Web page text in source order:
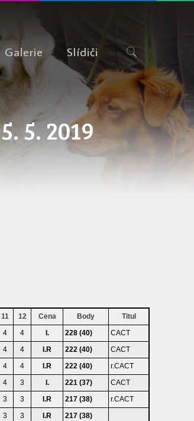
Galerie Slídiči
5. 2019
11 12 Cena Body
Titul
4 4 I. 228 (40)
CACT
4 4 I.R 222 (40)
CACT
4 4 I.R 222 (40)
r.CACT
4 3 I. 221 (37)
CACT
3 3 I.R 217 (38)
r.CACT
3 3 I.R
217 (38)